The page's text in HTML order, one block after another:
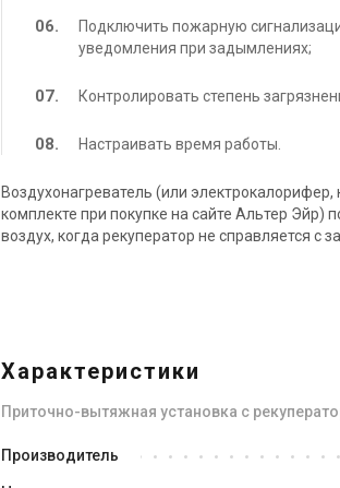
Подключить пожарную
уведомления при задымлениях;
Контролировать степень
Настраивать время работы.
Воздухонагреватель (или электрокалорифер,
комплекте при покупке на сайте Альтер Эйр)
воздух, когда рекуператор не справляется с
Характеристики
Приточно-вытяжная установка с
Производитель